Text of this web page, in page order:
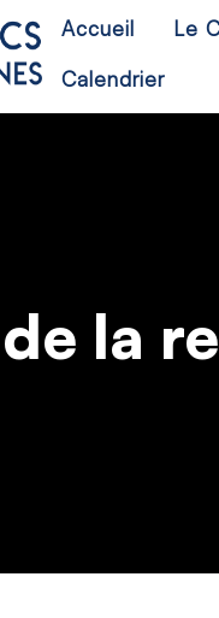
Accueil Le
Calendrier
la